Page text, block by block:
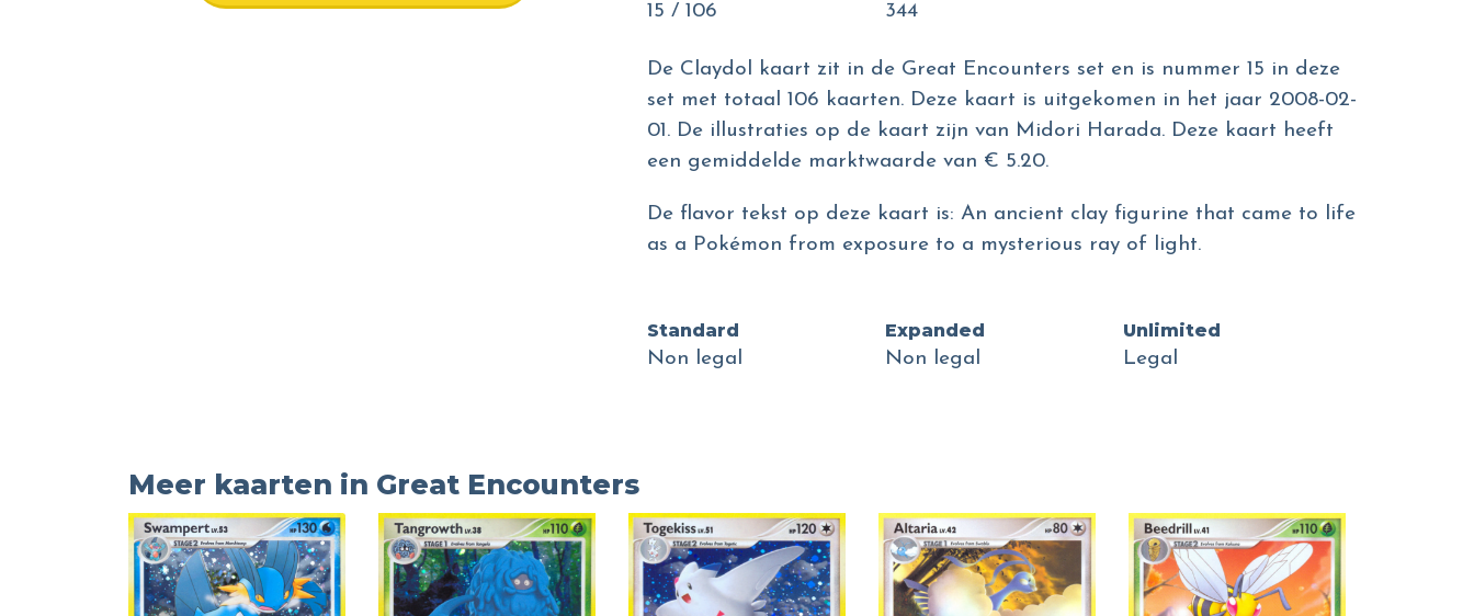
15 / 106
344
De Claydol kaart zit in de Great Encounters set en is nummer 15 in deze
set met totaal 106 kaarten. Deze kaart is uitgekomen in het jaar 2008-02-
01. De illustraties op de kaart zijn van Midori Harada. Deze kaart heeft
een gemiddelde marktwaarde van € 5.20.
De flavor tekst op deze kaart is: An ancient clay figurine that came to life
as a Pokémon from exposure to a mysterious ray of light.
Standard
Non legal
Expanded
Non legal
Unlimited
Legal
Meer kaarten in Great Encounters